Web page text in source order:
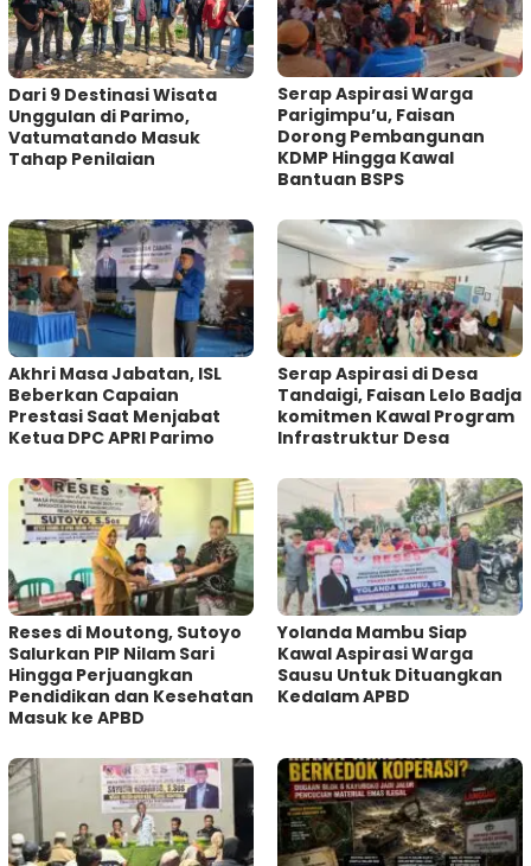
Dari 9 Destinasi Wisata
Unggulan di Parimo,
Vatumatando Masuk
Tahap Penilaian
Serap Aspirasi Warga
Parigimpu’u, Faisan
Dorong Pembangunan
KDMP Hingga Kawal
Bantuan BSPS
Akhri Masa Jabatan, ISL
Beberkan Capaian
Prestasi Saat Menjabat
Ketua DPC APRI Parimo
Serap Aspirasi di Desa
Tandaigi, Faisan Lelo Badja
komitmen Kawal Program
Infrastruktur Desa
Reses di Moutong, Sutoyo
Salurkan PIP Nilam Sari
Hingga Perjuangkan
Pendidikan dan Kesehatan
Masuk ke APBD
Yolanda Mambu Siap
Kawal Aspirasi Warga
Sausu Untuk Dituangkan
Kedalam APBD